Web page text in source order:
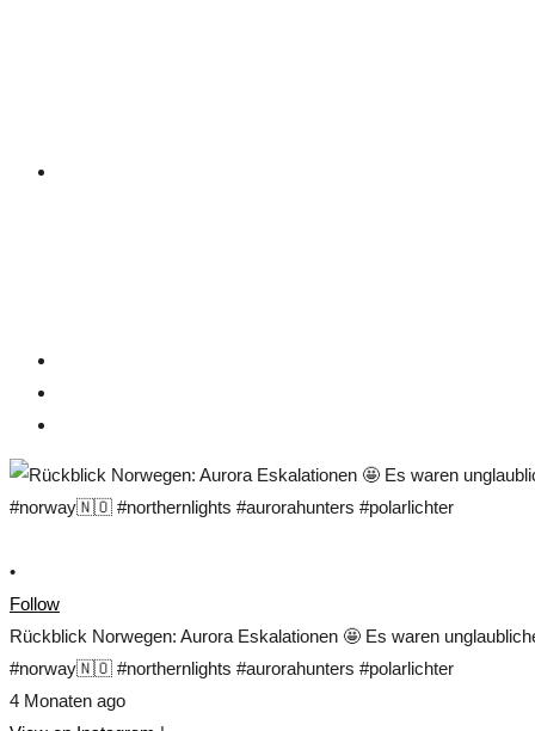
•
Follow
Rückblick Norwegen: Aurora Eskalationen 🤩 Es waren
#norway🇳🇴 #northernlights #aurorahunters #polarlichter
4 Monaten ago